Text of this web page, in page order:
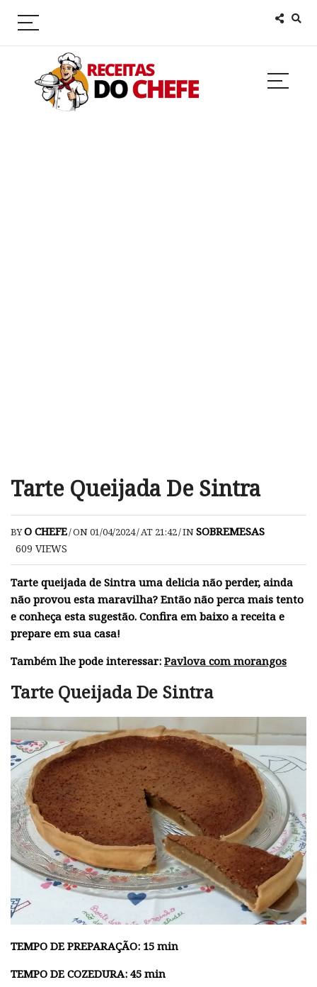
Tarte Queijada De Sintra
BYO CHEFE/ON 01/04/2024/AT 21:42/INSOBREMESAS
609 VIEWS
Tarte queijada de Sintra uma delicia não perder, ainda
não provou esta maravilha? Então não perca mais tento
e conheça esta sugestão. Confira em baixo a receita e
prepare em sua casa!
Também lhe pode interessar: Pavlova com morangos
Tarte Queijada De Sintra
TEMPO DE PREPARAÇÃO: 15 min
TEMPO DE COZEDURA: 45 min